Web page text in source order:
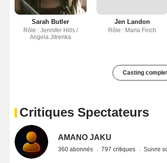
Sarah Butler
Rôle : Jennifer Hills /
Angela Jitrenka
Jen Landon
Rôle : Marla Finch
Casting
Critiques Spectateurs
AMANO JAKU
360 abonnés 797 critiques Suivre